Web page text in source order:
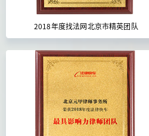
2018年度找法网北京市精英团队